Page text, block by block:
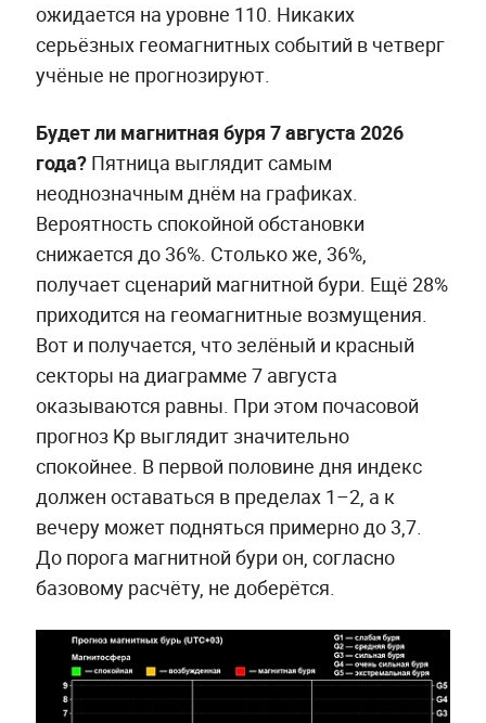
ожидается на уровне 110. Никаких
серьёзных геомагнитных событий в четверг
учёные не прогнозируют.
Будет ли магнитная буря 7 августа 2026
года?Пятница выглядит самым
неоднозначным днём на графиках.
Вероятность спокойной обстановки
снижается до 36%. Столько же, 36%,
получает сценарий магнитной бури. Ещё 28%
приходится на геомагнитные возмущения.
Вот и получается, что зелёный и красный
секторы на диаграмме 7 августа
оказываются равны. При этом почасовой
прогноз Kp выглядит значительно
спокойнее. В первой половине дня индекс
должен оставаться в пределах 1–2, а к
вечеру может подняться примерно до 3,7.
До порога магнитной бури он, согласно
базовому расчёту, не доберётся.